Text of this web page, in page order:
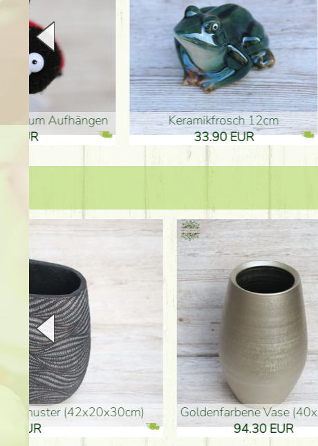
Keramikfrosch 12cm
33.90 EUR
goldenfarbene Vase (40x26cm)
94.30 EUR
hohe goldenfarbene
135.20